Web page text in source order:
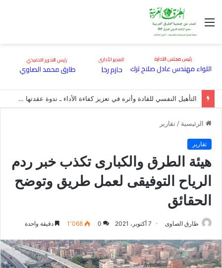
القائمة
التأهيل النفسي للقادة وأثره في تعزيز كفاءة الأداء ـ ندوة عقدتها هيئة الطرق بقاعة مؤتمراتها
الرئيسية / تقارير
تقارير
هيئة الطرق والكبارى تكذب خبر ردم
الرياح التوفيقى لعمل طريق وتوضح
الحقائق
طارق الصاوى 7 أكتوبر، 2021 0 1٬068 دقيقة واحدة